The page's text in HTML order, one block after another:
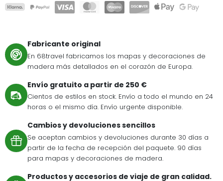
Fabricante original
En 68travel fabricamos los mapas y decoraciones de
madera más detallados en el corazón de Europa.
Envío gratuito a partir de 250 €
Cientos de estilos en stock. Envío a todo el mundo en 24
horas o el mismo día. Envío urgente disponible.
Cambios y devoluciones sencillos
Se aceptan cambios y devoluciones durante 30 días a
partir de la fecha de recepción del paquete. 90 días
para mapas y decoraciones de madera.
Productos y accesorios de viaje de gran calidad.